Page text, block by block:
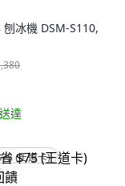
刨冰機 DSM-S110,
達
(王道卡)